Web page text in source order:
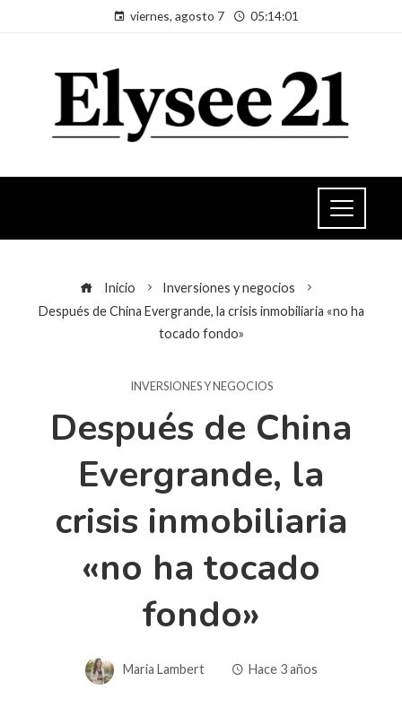
viernes, agosto 7 05:14:02
Inicio
Inversiones y negocios
Después de China Evergrande, la crisis inmobiliaria «no ha
tocado fondo»
INVERSIONES Y NEGOCIOS
Después de China
Evergrande, la
crisis inmobiliaria
«no ha tocado
fondo»
Maria Lambert Hace 3 años